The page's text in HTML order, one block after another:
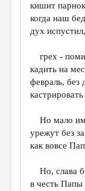
КОЛОНКА РЕДАКТОРА
РЕДКОЛЛЕГИЯ
ОТ РЕДАКЦИИ
МАЛАЯ ПРОЗА
ЭССЕИСТИКА
кишит
когда наш
дух
грех -
кадить на
февраль, без
Но мало им;
урежут без
как вовсе
Но, слава
в честь